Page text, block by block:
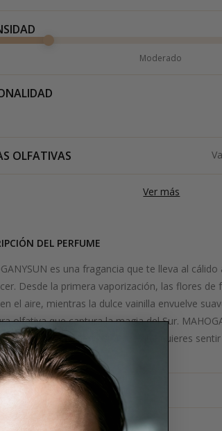
Moderado
OLFATIVAS
Ver más
DEL PERFUME
es una fragancia que te lleva al
Desde la primera vaporización, las flores de
el aire, mientras la dulce vainilla envuelve
olfativa que captura la magia del Sur.
para esos momentos en los que quieres
de la vida.
MARCA PERROY